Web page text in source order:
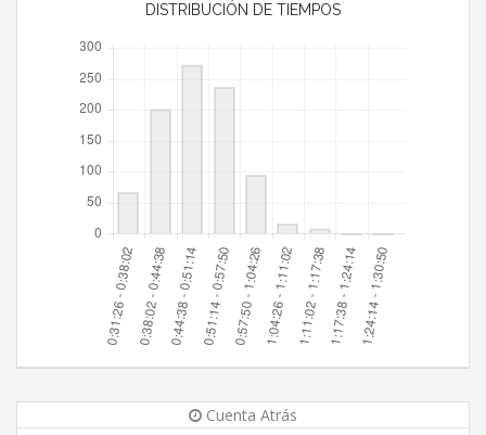
DISTRIBUCIÓN DE TIEMPOS
Cuenta Atrás